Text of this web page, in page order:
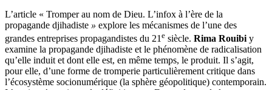
L’article « Tromper au nom de Dieu. L’infox à l’ère de la
propagande djihadiste » explore les mécanismes de l’une des
grandes entreprises propagandistes du 21e siècle. Rima Rouibiy
examine la propagande djihadiste et le phénomène de radicalisation
qu’elle induit et dont elle est, en même temps, le produit. Il s’agit,
pour elle, d’une forme de tromperie particulièrement critique dans
l’écosystème socionumérique (la sphère géopolitique) contemporain.